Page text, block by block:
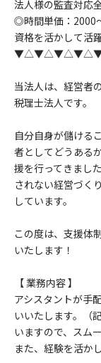
法人様の監査対応
◎時間単価：2000
資格を活かして活
当法人は、経営者
税理士法人です。
自分自身が儲ける
者としてどうある
援を行ってきまし
されない経営づく
しています。
この度は、支援体
いたします！
【 業務内容 】
アシスタントが手
いいたします。（
いますので、スム
また、経験を活か